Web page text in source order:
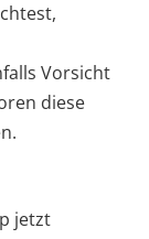
Vorsicht
diese
jetzt